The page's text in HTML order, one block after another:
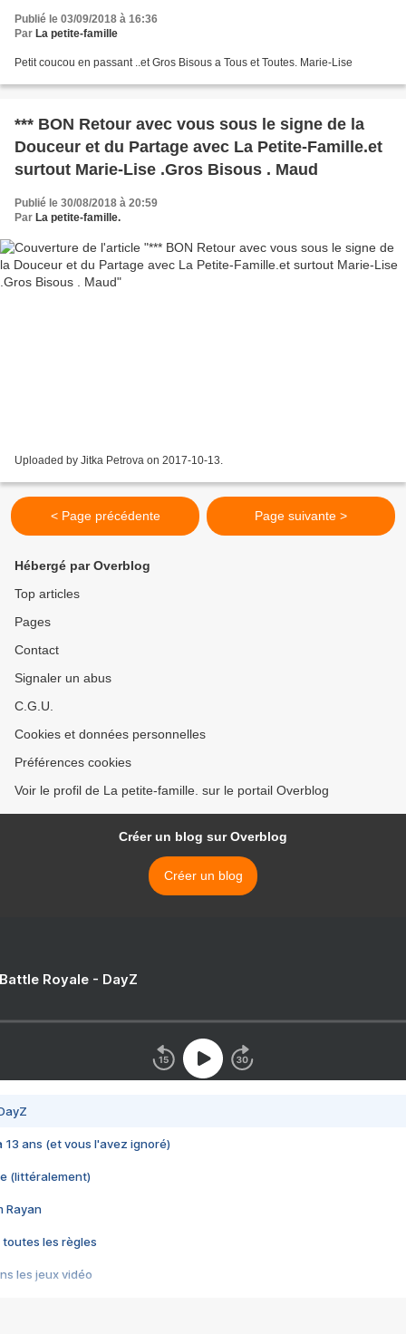
Publié le 03/09/2018 à 16:36
Par La petite-famille
Petit coucou en passant ..et Gros Bisous a Tous et Toutes. Marie-Lise
*** BON Retour avec vous sous le signe de la
Douceur et du Partage avec La Petite-Famille.et
surtout Marie-Lise .Gros Bisous . Maud
Publié le 30/08/2018 à 20:59
Par La petite-famille.
Uploaded by Jitka Petrova on 2017-10-13.
< Page précédente Page suivante >
Hébergé par Overblog
Top articles
Pages
Contact
Signaler un abus
C.G.U.
Cookies et données personnelles
Préférences cookies
Voir le profil de La petite-famille. sur le portail Overblog
Créer un blog sur Overblog
Créer un blog
Royale - DayZ
13 ans (et vous l'avez ignoré)
(littéralement)
Rayan
toutes les règles
les jeux vidéo